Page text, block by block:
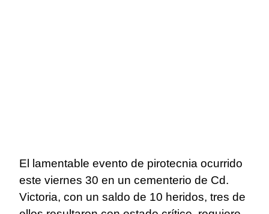
El lamentable evento de pirotecnia ocurrido
este viernes 30 en un cementerio de Cd.
Victoria, con un saldo de 10 heridos, tres de